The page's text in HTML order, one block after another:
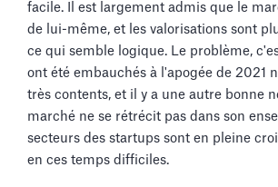
facile. Il est largement admis que le
de lui-même, et les valorisations sont
ce qui semble logique. Le problème,
ont été embauchés à l'apogée de 2021
très contents, et il y a une autre bonne
marché ne se rétrécit pas dans son
secteurs des startups sont en pleine
en ces temps difficiles.